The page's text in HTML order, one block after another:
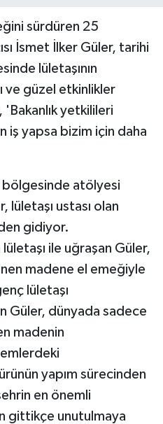
sürdüren 25
İsmet İlker Güler, tarihi
lületaşının
ve güzel etkinlikler
'Bakanlık yetkilileri
iş yapsa bizim için daha
bölgesinde atölyesi
lületaşı ustası olan
gidiyor.
ile uğraşan Güler,
madene el emeğiyle
lületaşı
Güler, dünyada sadece
madenin
yapım sürecinden
en önemli
gittikçe unutulmaya